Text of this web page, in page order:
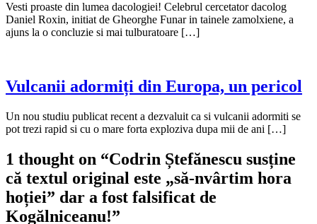
Vesti proaste din lumea dacologiei! Celebrul cercetator dacolog
Daniel Roxin, initiat de Gheorghe Funar in tainele zamolxiene, a
ajuns la o concluzie si mai tulburatoare […]
Vulcanii adormiți din Europa, un pericol
Un nou studiu publicat recent a dezvaluit ca si vulcanii adormiti se
pot trezi rapid si cu o mare forta exploziva dupa mii de ani […]
1 thought on “Codrin Ștefănescu susține
că textul original este „să-nvârtim hora
hoției” dar a fost falsificat de
Kogălniceanu!”